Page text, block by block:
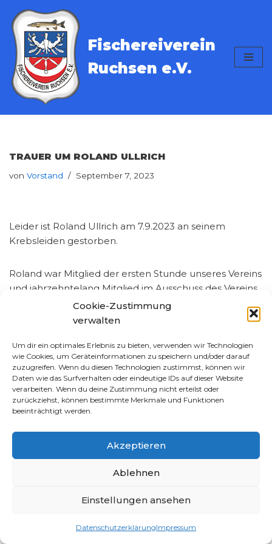
Cookie-Zustimmung
verwalten
Um dir ein optimales Erlebnis zu bieten, verwenden wir Technologien
wie Cookies, um Geräteinformationen zu speichern und/oder darauf
zuzugreifen. Wenn du diesen Technologien zustimmst, können wir
Daten wie das Surfverhalten oder eindeutige IDs auf dieser Website
verarbeiten. Wenn du deine Zustimmung nicht erteilst oder
zurückziehst, können bestimmte Merkmale und Funktionen
beeinträchtigt werden.
Akzeptieren
Ablehnen
Einstellungen ansehen
DatenschutzerklärungImpressum
Zum
Inhalt
springen
Fischereiverein
Ruchsen e.V.
TRAUER UM ROLAND ULLRICH
von Vorstand September 7, 2023
Leider ist Roland Ullrich am 7.9.2023 an seinem
Krebsleiden gestorben.
Roland war Mitglied der ersten Stunde unseres Vereins
und jahrzehntelang Mitglied im Ausschuss des Vereins.
Er war Beisitzer, Jugendleiter und später
stellvertretender Gewässerwart. Außerdem
die Fischerei und vor allem der Schutz der Natur.
Roland war ein Mitglied das immer seine Meinung
gesagt hat. Hilfsbereitschaft war beim ihm sehr groß
geschrieben und er war für den Verein immer am
Start.
Wir werden ihm ein ehrendes Andenken bewahren!